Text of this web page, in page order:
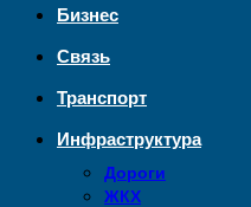
Бизнес
Связь
Транспорт
Инфраструктура
Дороги
ЖКХ